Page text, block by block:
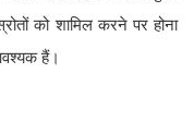
को शामिल करने पर होना
हैं।